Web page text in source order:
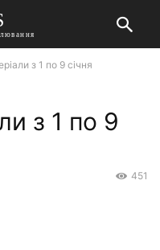
з 1 по 9 січня
з 1 по 9
451